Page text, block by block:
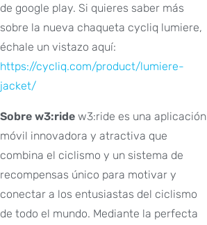
de google play. Si quieres saber más
sobre la nueva chaqueta cycliq lumiere,
échale un vistazo aquí:
https://cycliq.com/product/lumiere-
jacket/
Sobre w3:ride w3:ride es una aplicación
móvil innovadora y atractiva que
combina el ciclismo y un sistema de
recompensas único para motivar y
conectar a los entusiastas del ciclismo
de todo el mundo. Mediante la perfecta